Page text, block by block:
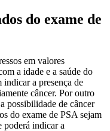
do exame de
em valores
a idade e a saúde do
a presença de
câncer. Por outro
possibilidade de câncer
do exame de PSA sejam
poderá indicar a